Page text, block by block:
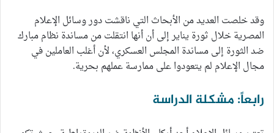
وقد خلصت العديد من الأبحاث التي ناقشت دور وسائل الإعلام
المصرية خلال ثورة يناير إلى أن أنها انتقلت من مساندة نظام مبارك
ضد الثورة إلى مساندة المجلس العسكري، لأن أغلب العاملين في
مجال الإعلام لم يتعودوا على ممارسة عملهم بحرية.
رابعاً: مشكلة الدراسة